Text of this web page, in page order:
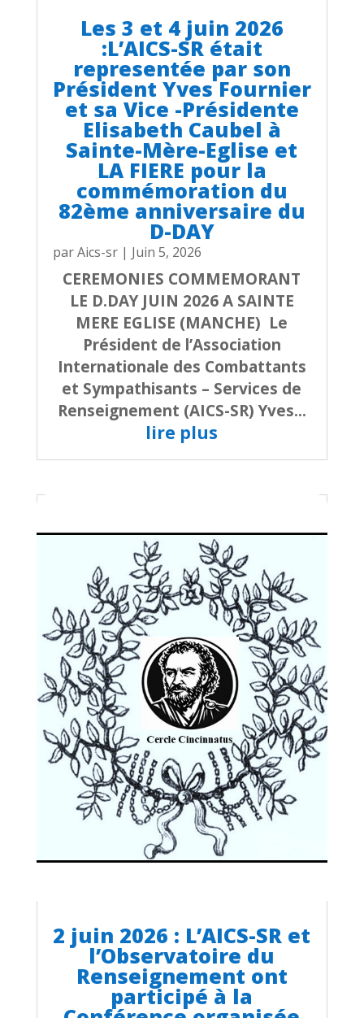
Les 3 et 4 juin 2026
:L’AICS-SR était
representée par son
Président Yves Fournier
et sa Vice -Présidente
Elisabeth Caubel à
Sainte-Mère-Eglise et
LA FIERE pour la
commémoration du
82ème anniversaire du
D-DAY
parAics-sr| Juin 5, 2026
CEREMONIES COMMEMORANT
LE D.DAY JUIN 2026 A SAINTE
MERE EGLISE (MANCHE) Le
Président de l’Association
Internationale des Combattants
et Sympathisants – Services de
Renseignement (AICS-SR) Yves...
lire plus
2 juin 2026 : L’AICS-SR et
l’Observatoire du
Renseignement ont
participé à la